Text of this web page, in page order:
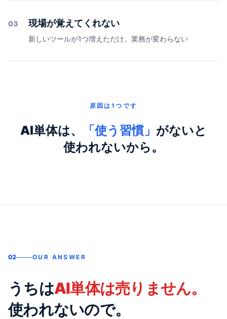
03 現場が覚えてくれない
新しいツールが1つ増えただけ。業務が変わらない
原因は1つです
AI単体は、 「使う習慣」 がないと
使われないから。
02 OUR ANSWER
うちはAI単体は売りません。
使われないので。